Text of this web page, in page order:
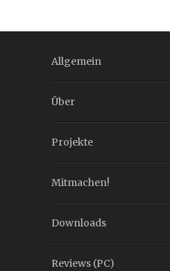
Allgemein
Über
Projekte
Mitmachen!
Downloads
Reviews (PC)